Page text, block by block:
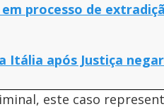
processo de
Itália após Justiça
este caso